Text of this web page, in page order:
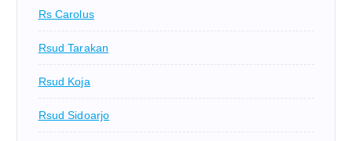
Rs Carolus
Rsud Tarakan
Rsud Koja
Rsud Sidoarjo